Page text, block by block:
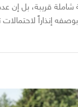
شاملة قريبة، بل إن
إنذاراً